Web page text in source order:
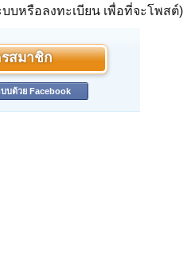
บหรือลงทะเบียน เพื่อที่จะโพสต์)
สมาชิก
บบด้วย Facebook